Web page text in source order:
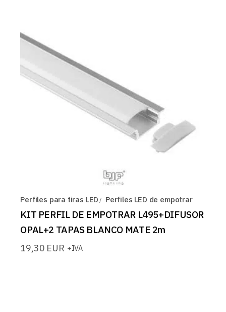
Perfiles para tiras LED Perfiles LED de empotrar
KIT PERFIL DE EMPOTRAR L495+DIFUSOR
OPAL+2 TAPAS BLANCO MATE 2m
19,30 EUR +IVA